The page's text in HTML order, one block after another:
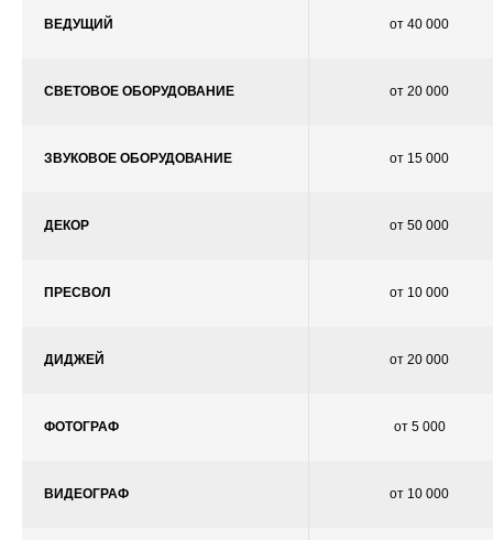
ВЕДУЩИЙ от 40 000
СВЕТОВОЕ ОБОРУДОВАНИЕ от 20 000
ЗВУКОВОЕ ОБОРУДОВАНИЕ от 15 000
ДЕКОР от 50 000
ПРЕСВОЛ от 10 000
ДИДЖЕЙ от 20 000
ФОТОГРАФ от 5 000
ВИДЕОГРАФ от 10 000